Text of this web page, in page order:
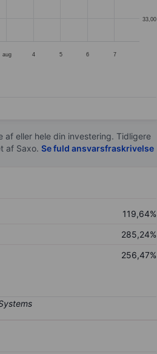
aug 4 5 6 7
33,00
eller hele din investering. Tidligere
af Saxo. Se fuld ansvarsfraskrivelse
119,64%
285,24%
256,47%